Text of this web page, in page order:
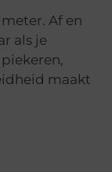
Af en
als je
maakt